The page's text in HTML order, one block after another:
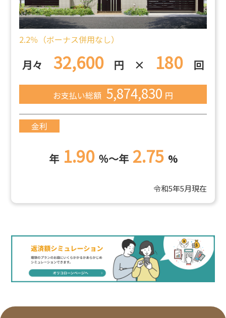
2.2％（ボーナス併用なし）
月々 32,600 円 × 180 回
お支払い総額 5,874,830 円
金利
年 1.90 ％～年 2.75 %
令和5年5月現在